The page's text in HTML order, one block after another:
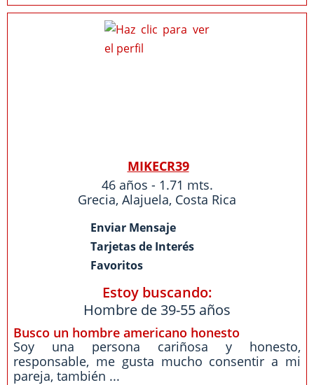
MIKECR39
46 años - 1.71 mts.
Grecia, Alajuela, Costa Rica
Enviar Mensaje
Tarjetas de Interés
Favoritos
Estoy buscando:
Hombre de 39-55 años
Busco un hombre americano honesto
Soy una persona cariñosa y honesto,
responsable, me gusta mucho consentir a mi
pareja, también ...